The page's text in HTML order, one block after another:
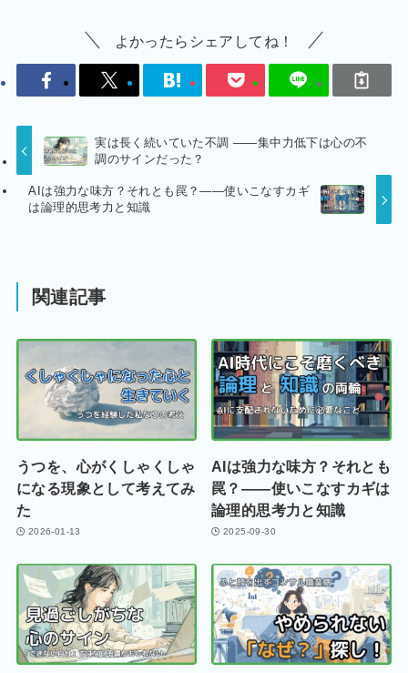
よかったらシェアしてね！
実は長く続いていた不調 ――集中力低下は心の不
調のサインだった？
AIは強力な味方？それとも罠？——使いこなすカギ
は論理的思考力と知識
関連記事
うつを、心がくしゃくしゃ
になる現象として考えてみ
た
2026-01-13
AIは強力な味方？それとも
罠？——使いこなすカギは
論理的思考力と知識
2025-09-30